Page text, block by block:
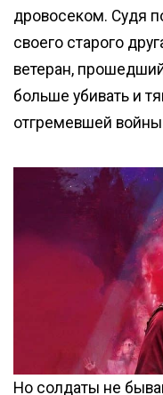
дровосеком. Судя
своего старого
ветеран,
больше убивать и
отгремевшей
Но солдаты не